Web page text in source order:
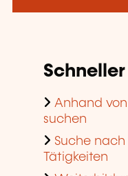
Anhand
suchen
Suche nach
Tätigkeiten